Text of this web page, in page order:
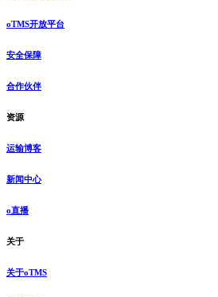
oTMS开放平台
安全保障
合作伙伴
资源
运输博客
新闻中心
o直播
关于
关于oTMS